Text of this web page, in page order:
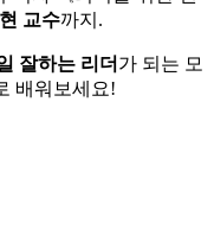
교수까지.
잘하는 리더 가 되는 모
배워보세요!